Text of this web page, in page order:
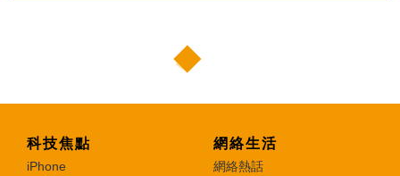
科技焦點
iPhone
網絡生活
網絡熱話